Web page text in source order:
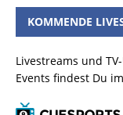
KOMMENDE
Livestreams und
Events findest Du